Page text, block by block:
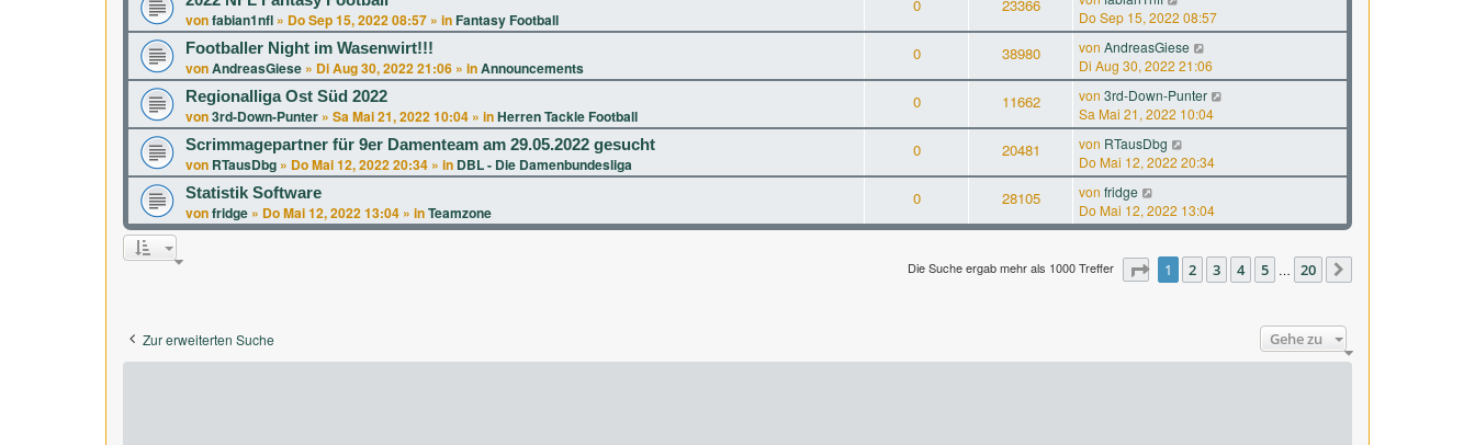
vonfabian1nfl » Do Sep 15, 2022 08:57 » in Fantasy Football
0 23366
Do Sep 15, 2022 08:57
Footballer Night im Wasenwirt!!!
vonAndreasGiese » Di Aug 30, 2022 21:06 » inAnnouncements
0 38980 von AndreasGiese
Di Aug 30, 2022 21:06
Regionalliga Ost Süd 2022
von3rd-Down-Punter » Sa Mai 21, 2022 10:04 » inHerren Tackle Football
0 11662 von 3rd-Down-Punter
Sa Mai 21, 2022 10:04
Scrimmagepartner für 9er Damenteam am 29.05.2022 gesucht
von RTausDbg » Do Mai 12, 2022 20:34 » in DBL - Die Damenbundesliga
0 20481 von RTausDbg
Do Mai 12, 2022 20:34
Statistik Software
vonfridge » Do Mai 12, 2022 13:04 » inTeamzone
0 28105 von fridge
Do Mai 12, 2022 13:04
Die Suche ergab mehr als 1000 Treffer Seite 1von 20
1 2 3 4 5 … 20
Zur erweiterten Suche Gehe zu